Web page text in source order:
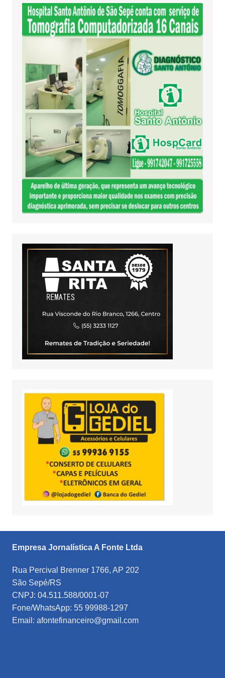
Empresa Jornalística A Fonte Ltda
Rua Percival Brenner 1766, AP 202
São Sepé/RS
CNPJ: 04.511.588/0001-07
Fone/WhatsApp: 55 99988-1297
Email: afontefinanceiro@gmail.com